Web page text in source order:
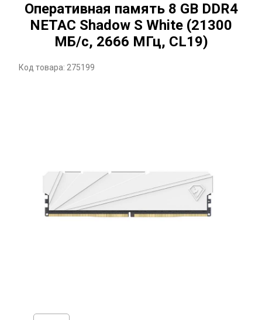
Оперативная память 8 GB DDR4
NETAC Shadow S White (21300
МБ/с, 2666 МГц, CL19)
Код товара: 275199